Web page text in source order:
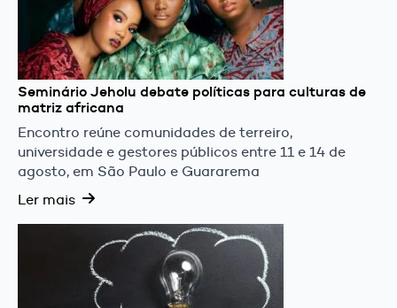
Seminário Jeholu debate políticas para culturas de
matriz africana
Encontro reúne comunidades de terreiro,
universidade e gestores públicos entre 11 e 14 de
agosto, em São Paulo e Guararema
Ler mais